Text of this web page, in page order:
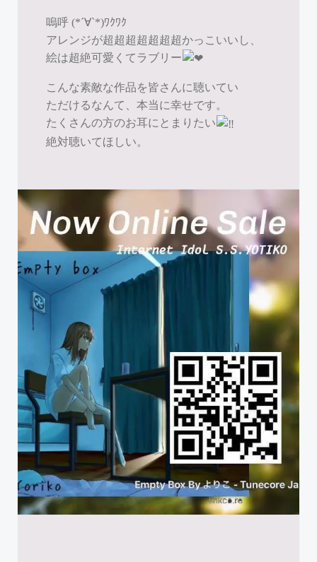
嗚呼 (*´∀`*)ﾜｸﾜｸ
アレンジが超超超超超超超かっこいいし、
絵は超絶可愛くてラブリー
こんな素敵な作品を皆さんに聴いてい
ただけるなんて、本当に幸せです。
たくさんの方のお耳にとまりたい
絶対聴いてほしい。